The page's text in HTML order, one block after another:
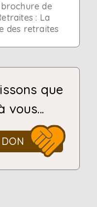
de
: La
des retraites
que
vous...